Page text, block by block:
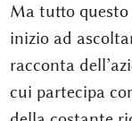
Ma tutto questo
inizio ad
racconta
cui partecipa